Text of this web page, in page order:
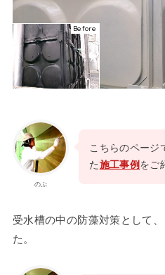
Before
のぶ
こちらのページ
た 施工事例 をご
受水槽の中の防藻対策として
た。